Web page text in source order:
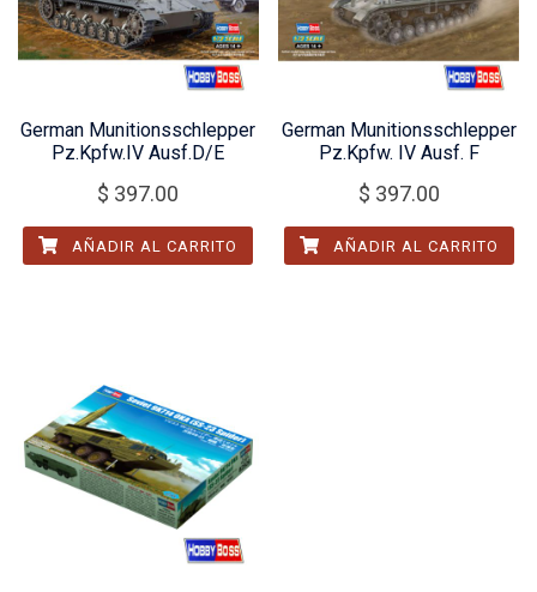
German Munitionsschlepper
Pz.Kpfw.IV Ausf.D/E
$ 397.00
AÑADIR AL CARRITO
German Munitionsschlepper
Pz.Kpfw. IV Ausf. F
$ 397.00
AÑADIR AL CARRITO